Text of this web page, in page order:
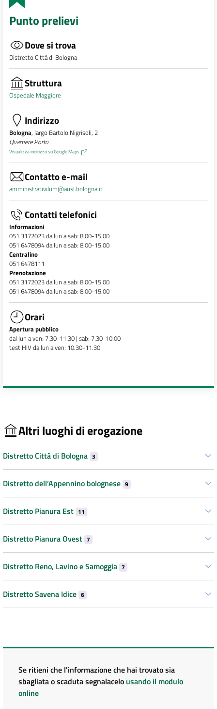
Punto prelievi
Dove si trova
Distretto Città di Bologna
Struttura
Ospedale Maggiore
Indirizzo
Bologna, largo Bartolo Nigrisoli, 2
Quartiere Porto
Visualizza indirizzo su Google Maps
Contatto e-mail
amministrativilum@ausl.bologna.it
Contatti telefonici
Informazioni
051 3172023 da lun a sab: 8.00-15.00
051 6478094 da lun a sab: 8.00-15.00
Centralino
051 6478111
Prenotazione
051 3172023 da lun a sab: 8.00-15.00
051 6478094 da lun a sab: 8.00-15.00
Orari
Apertura pubblico
dal lun a ven: 7.30-11.30 | sab: 7.30-10.00
test HIV da lun a ven: 10.30-11.30
Altri luoghi di erogazione
Distretto Città di Bologna 3
Distretto dell’Appennino bolognese 9
Distretto Pianura Est 11
Distretto Pianura Ovest 7
Distretto Reno, Lavino e Samoggia 7
Distretto Savena Idice 6
Se ritieni che l'informazione che hai trovato sia
sbagliata o scaduta segnalacelo usando il modulo
online